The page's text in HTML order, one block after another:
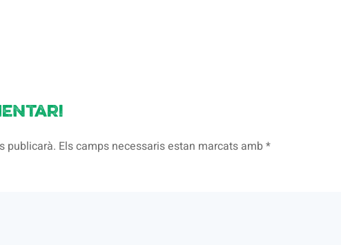
publicarà. Els camps necessaris estan marcats amb*